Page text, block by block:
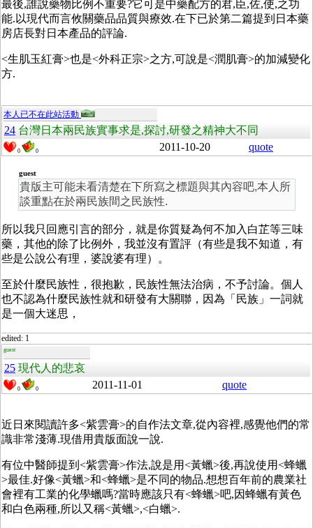
最後,誰說藥物比例不重要?它可是中藥配方的君,臣,佐,使,之功
能.以現代而言攸關藥品品質與療效.在下已於第二篇提到日本藥
房店長對日本產品的評論.
<生肌玉紅膏>也是<外科正宗>之方,可說是<潤肌膏>的加減變化
方.
本人已不在此站活動
24 台灣日本兩民族實事求是,探討,研發之精神大不同
0 0 2011-10-20 quote
guest
貴版主可能未看清楚在下所寫之標題與其內容吧,本人所
談重點在於兩民族間之民族性.
所以我只回應引言的部分，就是你質疑為何不加入白芷等三味
藥，其他的除了比例外，我並沒有置評（有些是我不知道，有
些是公說公有理，婆說婆有理）。
至於什麼民族性，很抱歉，民族性無法治病，不予討論。個人
也不認為什麼民族性就和研發有大關聯，因為「民族」一詞就
是一個大迷思，
edited: 1
guest
25 現代人的悲哀
0 0 2011-11-01 quote
近日來閱讀許多<紫雲膏>的自作法文章,從內容裡,感覺他們的常
識非常淺薄.現借用貴版面說一說.
有位中醫師提到<紫雲膏>作法,說是用<黃蠟>後,再說使用<蜂蠟
>最佳.好像<黃蠟>和<蜂蠟>是不同的物品.想想百年前的農業社
會裡有工業的化學蠟嗎?當時應該只有<蜂蠟>吧,因蜂蠟有黃色
和白色兩種,所以又稱<黃蠟>,<白蠟>.